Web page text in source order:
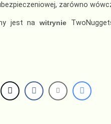
zarówno
jest na witrynie